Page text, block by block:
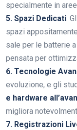
specialmente in
5. Spazi Dedicati:
spazi
sale per le batterie
pensata per
6. Tecnologie
evoluzione, e gli
e hardware
migliora
7. Registrazioni